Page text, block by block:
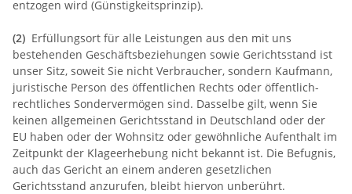
entzogen wird (Günstigkeitsprinzip).
(2) Erfüllungsort für alle Leistungen aus den mit uns
bestehenden Geschäftsbeziehungen sowie Gerichtsstand ist
unser Sitz, soweit Sie nicht Verbraucher, sondern Kaufmann,
juristische Person des öffentlichen Rechts oder öffentlich-
rechtliches Sondervermögen sind. Dasselbe gilt, wenn Sie
keinen allgemeinen Gerichtsstand in Deutschland oder der
EU haben oder der Wohnsitz oder gewöhnliche Aufenthalt im
Zeitpunkt der Klageerhebung nicht bekannt ist. Die Befugnis,
auch das Gericht an einem anderen gesetzlichen
Gerichtsstand anzurufen, bleibt hiervon unberührt.